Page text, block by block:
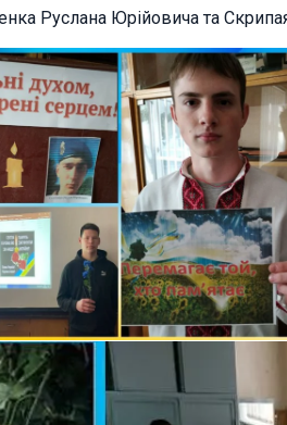
Руслана Юрійовича та